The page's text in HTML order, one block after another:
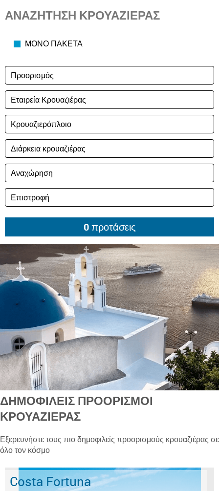
ΑΝΑΖΗΤΗΣΗ ΚΡΟΥΑΖΙΕΡΑΣ
ΜΟΝΟ ΠΑΚΕΤΑ
ΔΗΜΟΦΙΛΕΊΣ ΠΡΟΟΡΙΣΜΟΊ
ΚΡΟΥΑΖΙΈΡΑΣ
Εξερευνήστε τους πιο δημοφιλείς προορισμούς κρουαζιέρας σε
όλο τον κόσμο
Costa Fortuna